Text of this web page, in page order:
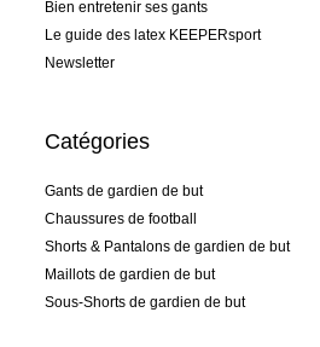
Bien entretenir ses gants
Le guide des latex KEEPERsport
Newsletter
Catégories
Gants de gardien de but
Chaussures de football
Shorts & Pantalons de gardien de but
Maillots de gardien de but
Sous-Shorts de gardien de but